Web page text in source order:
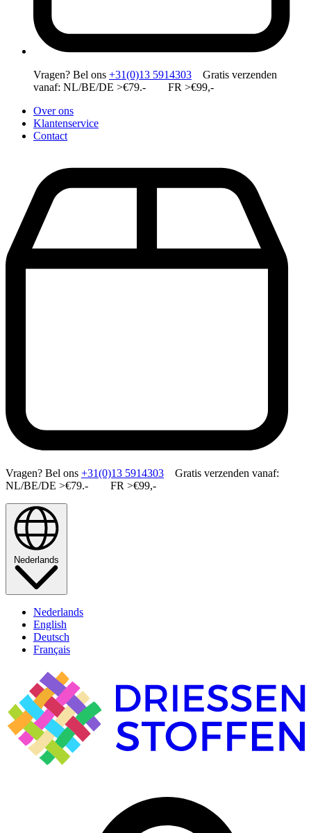
Vragen? Bel ons +31(0)13 5914303 Gratis verzenden
vanaf: NL/BE/DE >€79.- FR >€99,-
Over ons
Klantenservice
Contact
Vragen? Bel ons +31(0)13 5914303 Gratis verzenden vanaf:
NL/BE/DE >€79.- FR >€99,-
Nederlands
Nederlands
English
Deutsch
Français